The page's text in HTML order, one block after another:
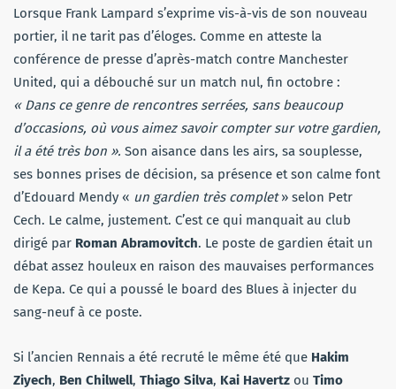
Lorsque Frank Lampard s’exprime vis-à-vis de son nouveau
portier, il ne tarit pas d’éloges. Comme en atteste la
conférence de presse d’après-match contre Manchester
United, qui a débouché sur un match nul, fin octobre :
« Dans ce genre de rencontres serrées, sans beaucoup
d’occasions, où vous aimez savoir compter sur votre gardien,
il a été très bon ». Son aisance dans les airs, sa souplesse,
ses bonnes prises de décision, sa présence et son calme font
d’Edouard Mendy « un gardien très complet» selon Petr
Cech. Le calme, justement. C’est ce qui manquait au club
dirigé par Roman Abramovitch. Le poste de gardien était un
débat assez houleux en raison des mauvaises performances
de Kepa. Ce qui a poussé le board des Blues à injecter du
sang-neuf à ce poste.
Si l’ancien Rennais a été recruté le même été que Hakim
Ziyech, Ben Chilwell, Thiago Silva, Kai Havertz ou Timo